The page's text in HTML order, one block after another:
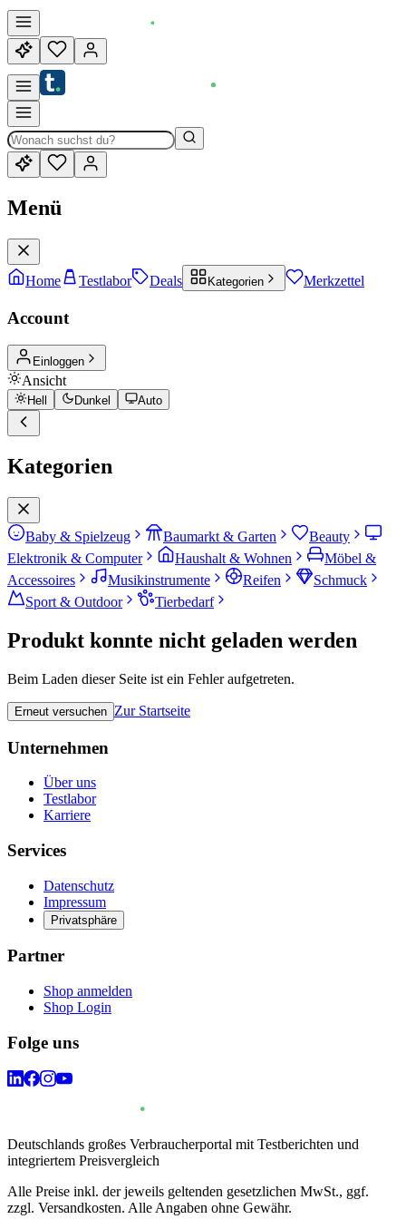
Menü
Home Testlabor Deals Kategorien Merkzettel
Account
Einloggen
Ansicht
Hell Dunkel Auto
Kategorien
Baby & Spielzeug Baumarkt & Garten
Beauty
Elektronik & Computer
Haushalt & Wohnen
Möbel &
Accessoires
Musikinstrumente Reifen
Schmuck
Sport & Outdoor
Tierbedarf
Produkt konnte nicht geladen werden
Beim Laden dieser Seite ist ein Fehler aufgetreten.
Erneut versuchen Zur Startseite
Unternehmen
Über uns
Testlabor
Karriere
Services
Datenschutz
Impressum
Privatsphäre
Partner
Shop anmelden
Shop Login
Folge uns
Deutschlands großes Verbraucherportal mit Testberichten und
integriertem Preisvergleich
Alle Preise inkl. der jeweils geltenden gesetzlichen MwSt., ggf.
zzgl. Versandkosten. Alle Angaben ohne Gewähr.